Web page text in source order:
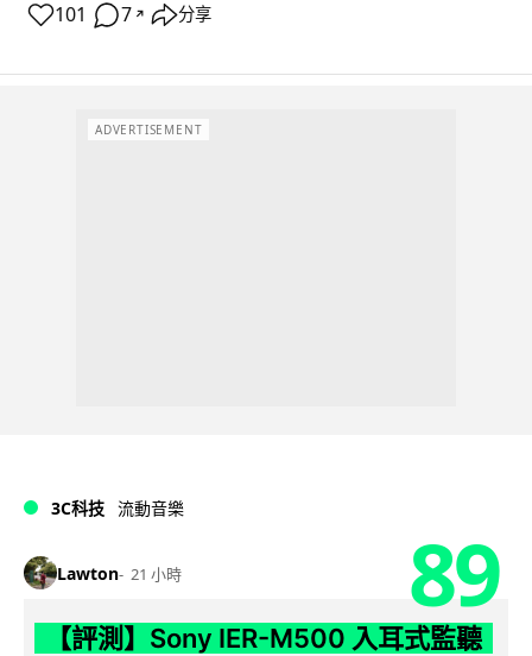
101 7 ↗ 分享
ADVERTISEMENT
3C科技 流動音樂
Lawton 21 小時 89
【評測】Sony IER-M500 入耳式監聽